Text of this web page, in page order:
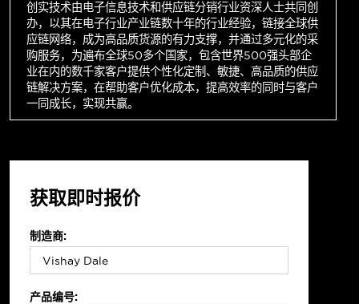
创实技术由电子信息技术和供应链分销行业资深人士共同创
办，以其在电子行业产业链数十年的行业经验，链接全球供
应链网络，成为高品质货源的有力支撑，并通过多元化的采
购服务，为遍布全球50多个国家，包含世界500强头部企
业在内的数千家客户提供个性化定制、敏捷、高品质的供应
链解决方案，在帮助客户优化成本，提高效率的同时与客户
一同成长，实现共赢。
获取即时报价
制造商:
产品编号: